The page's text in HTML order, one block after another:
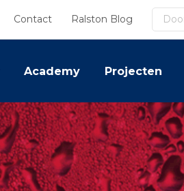
Contact Ralston Blog
Academy Projecten